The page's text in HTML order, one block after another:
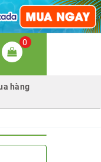
0
hàng